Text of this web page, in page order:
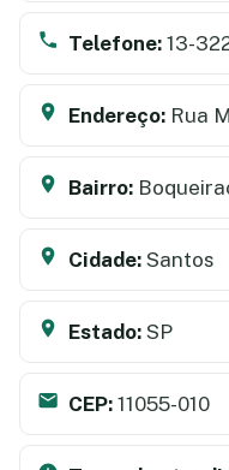
Telefone: 13-
Endereço: Rua
Bairro:
Cidade: Santos
Estado: SP
CEP: 11055-010